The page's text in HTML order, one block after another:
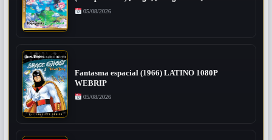
05/08/2026
Fantasma espacial (1966) LATINO 1080P
WEBRIP
05/08/2026